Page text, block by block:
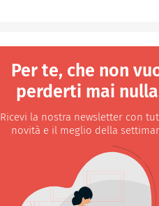
Per te, che non
perderti mai
Ricevi la nostra newsletter con
novità e il meglio della